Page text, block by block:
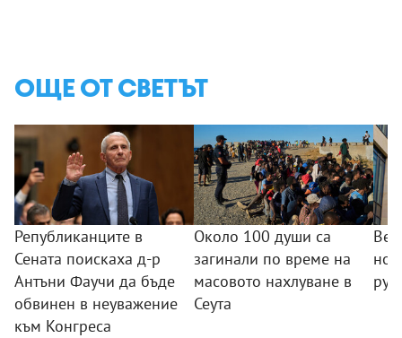
ОЩЕ ОТ СВЕТЪТ
Републиканците в
Сената поискаха д-р
Антъни Фаучи да бъде
обвинен в неуважение
към Конгреса
Около 100 души са
загинали по време на
масовото нахлуване в
Сеута